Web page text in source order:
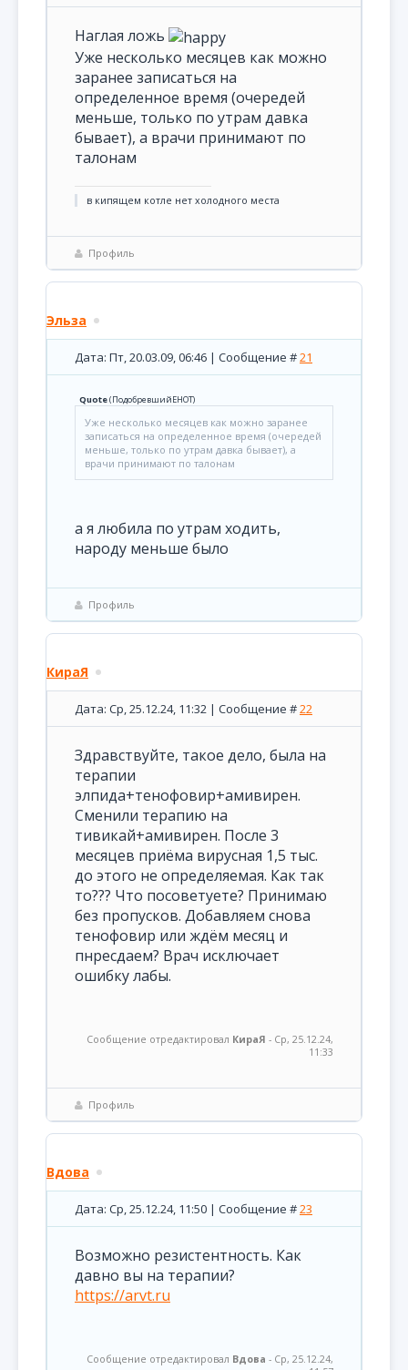
Наглая ложь
Уже несколько месяцев как можно
заранее записаться на
определенное время (очередей
меньше, только по утрам давка
бывает), а врачи принимают по
талонам
в кипящем котле нет холодного места
Профиль
Эльза
Дата: Пт, 20.03.09, 06:46 | Сообщение #21
Quote(ПодобревшийЕНОТ)
Уже несколько месяцев как можно заранее
записаться на определенное время (очередей
меньше, только по утрам давка бывает), а
врачи принимают по талонам
а я любила по утрам ходить,
народу меньше было
Профиль
КираЯ
Дата: Ср, 25.12.24, 11:32 | Сообщение #22
Здравствуйте, такое дело, была на
терапии
элпида+тенофовир+амивирен.
Сменили терапию на
тивикай+амивирен. После 3
месяцев приёма вирусная 1,5 тыс.
до этого не определяемая. Как так
то??? Что посоветуете? Принимаю
без пропусков. Добавляем снова
тенофовир или ждём месяц и
пнресдаем? Врач исключает
ошибку лабы.
Сообщение отредактировал КираЯ - Ср, 25.12.24,
11:33
Профиль
Вдова
Дата: Ср, 25.12.24, 11:50 | Сообщение #23
Возможно резистентность. Как
давно вы на терапии?
https://arvt.ru
Сообщение отредактировал Вдова - Ср, 25.12.24,